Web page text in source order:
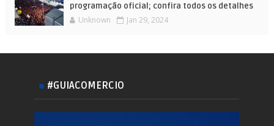
programação oficial; confira todos os detalhes
Unknown Jan 29, 2024
#GUIACOMERCIO